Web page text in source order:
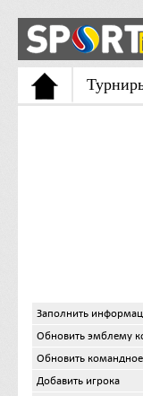
Заполнить
Обновить эмблему
Обновить
Добавить игрока